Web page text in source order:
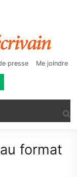
bizarreries
presse Me joindre
format